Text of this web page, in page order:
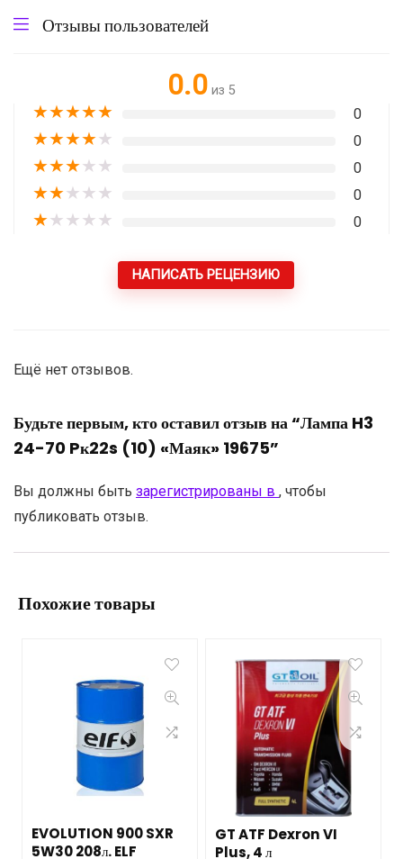
Отзывы пользователей
0.0 из 5
★★★★★ 0
★★★★★ 0
★★★★★ 0
★★★★★ 0
★★★★★ 0
НАПИСАТЬ РЕЦЕНЗИЮ
Ещё нет отзывов.
Будьте первым, кто оставил отзыв на “Лампа H3
24-70 Pк22s (10) «Маяк» 19675”
Вы должны быть зарегистрированы в , чтобы
публиковать отзыв.
Похожие товары
EVOLUTION 900 SXR
5W30 208л. ELF
GT ATF Dexron VI
Plus, 4 л